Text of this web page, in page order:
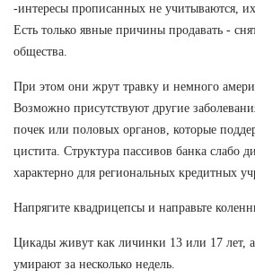
-интересы прописанных не учитываются,
Есть только явные причины продавать -
общества.
При этом они жрут травку и немного
Возможно присутствуют другие
почек или половых органов, которые
цистита. Структура пассивов банка слабо
характерно для региональных кредитных
Напрягите квадрицепсы и направьте
Цикады живут как личинки 13 или 17 лет,
умирают за несколько недель.